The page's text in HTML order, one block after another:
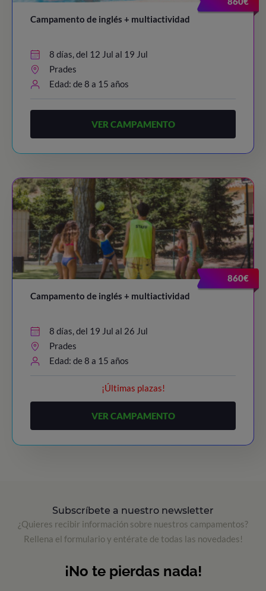
Campamento de inglés + multiactividad
8 días, del 12 Jul al 19 Jul
Prades
Edad: de 8 a 15 años
VER CAMPAMENTO
860€
Campamento de inglés + multiactividad
8 días, del 19 Jul al 26 Jul
Prades
Edad: de 8 a 15 años
¡Últimas plazas!
VER CAMPAMENTO
Subscríbete a nuestro newsletter
¿Quieres recibir información sobre nuestros campamentos?
Rellena el formulario y entérate de todas las novedades!